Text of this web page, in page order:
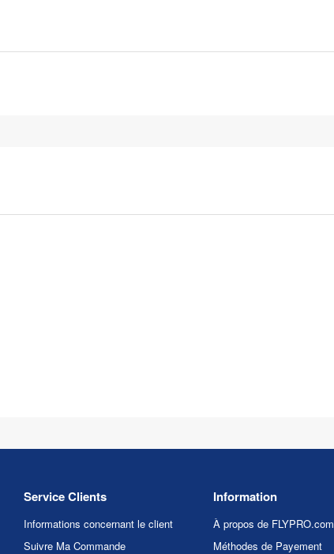
Service Clients
Informations concernant le client
Suivre Ma Commande
Information
À propos de FLYPRO.com
Méthodes de Payement